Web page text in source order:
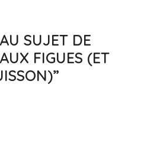
SUJET DE
FIGUES (ET